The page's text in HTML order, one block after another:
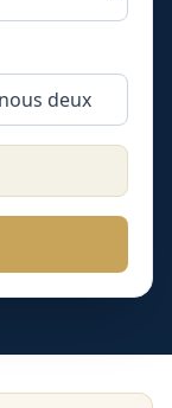
deux